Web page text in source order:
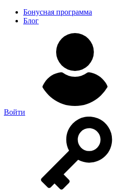
Бонусная программа
Блог
Войти